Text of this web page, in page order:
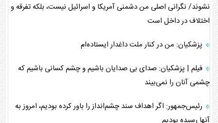
نشوند/ نگرانی اصلی من دشمنی آمریکا و اسرائیل نیست، بلکه تفرقه و
اختلاف در داخل است
پزشکیان: من در کنار ملت داغدار ایستاده‌ام
فیلم | پزشکیان: صدای بی صدایان باشیم و چشم کسانی باشیم که
چشمی آنان را نمی‌بیند
رئیس‌جمهور: اگر اهداف سند چشم‌انداز را باور کرده بودیم، امروز به
آنها رسیده بودیم